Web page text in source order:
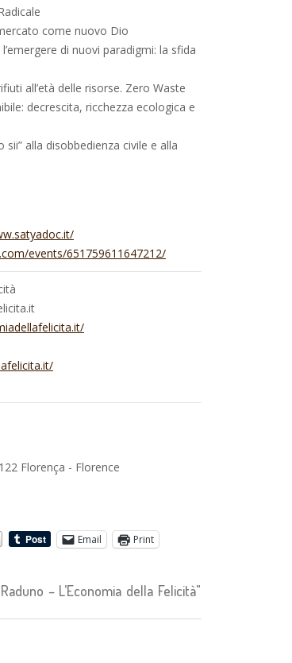
come nuovo Dio
di nuovi paradigmi: la sfida
all’età delle risorse. Zero Waste
decrescita, ricchezza ecologica e
sii” alla disobbedienza civile e alla
events/651759611647212/
Florença - Florence
Email Print
– L’Economia della Felicità"